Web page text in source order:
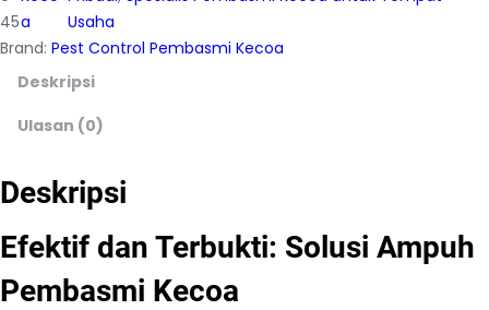
45a
Usaha
Brand: Pest Control Pembasmi Kecoa
Deskripsi
Ulasan (0)
Deskripsi
Efektif dan Terbukti: Solusi Ampuh
Pembasmi Kecoa